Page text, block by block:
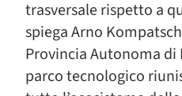
trasversale rispetto a
spiega Arno
Provincia Autonoma di
parco tecnologico